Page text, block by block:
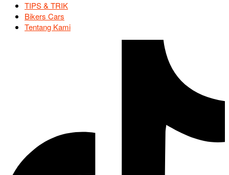
TIPS & TRIK
Bikers Cars
Tentang Kami